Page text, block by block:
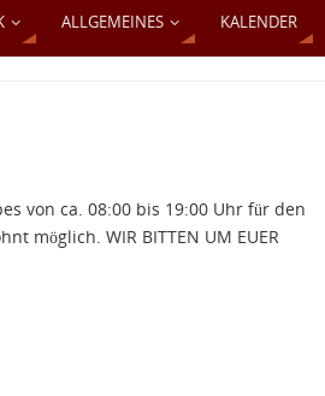
ALLGEMEINES KALENDER
von ca. 08:00 bis 19:00 Uhr für den
möglich. WIR BITTEN UM EUER